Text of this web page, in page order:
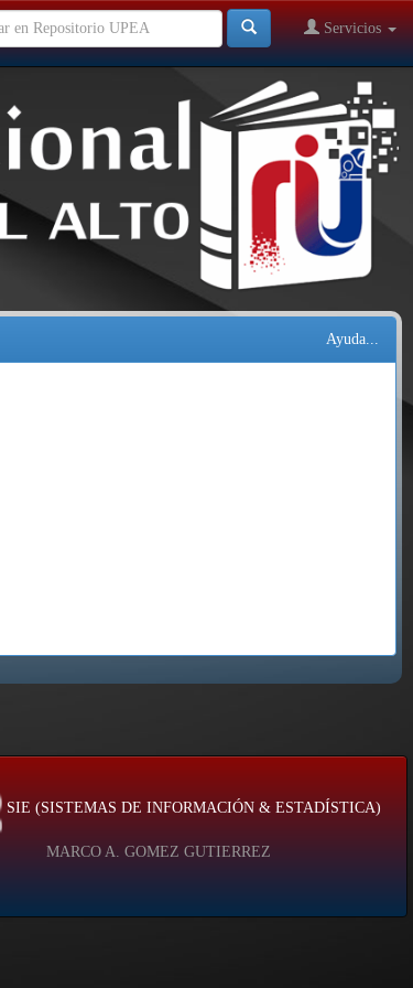
Servicios
Ayuda...
SIE (SISTEMAS DE INFORMACIÓN & ESTADÍSTICA)
MARCO A. GOMEZ GUTIERREZ